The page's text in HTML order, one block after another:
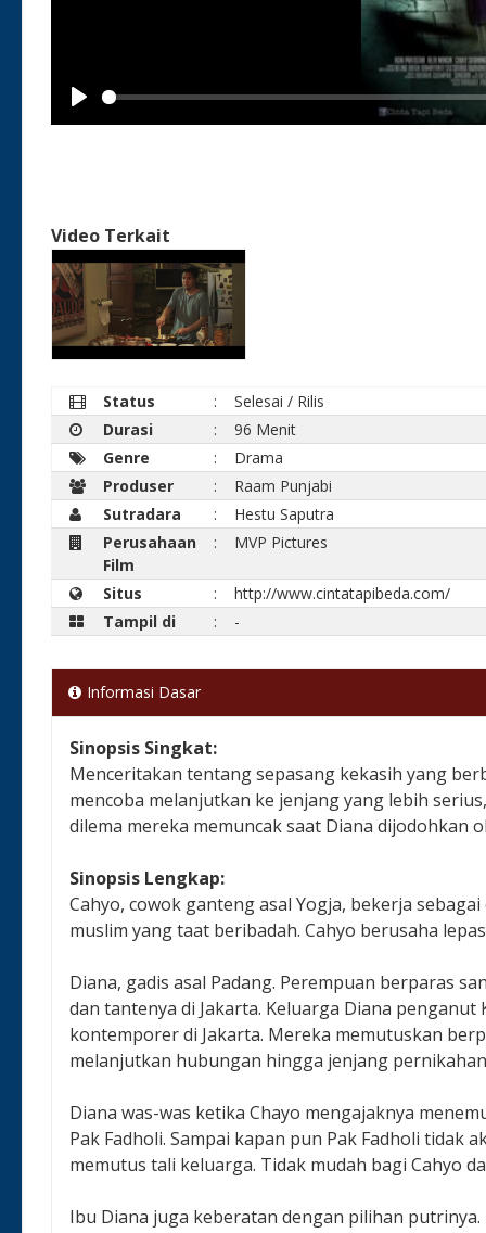
Play
Video Terkait
Status :
Selesai / Rilis
Durasi
:
96 Menit
Genre
:
Drama
Produser
:
Raam Punjabi
Sutradara
:
Hestu Saputra
Perusahaan
Film
: MVP Pictures
Situs :
http://www.cintatapibeda.com/
Tampil di
: -
Informasi Dasar
Sinopsis Singkat:
Menceritakan tentang sepasang kekasih yang
mencoba melanjutkan ke jenjang yang lebih
dilema mereka memuncak saat Diana dijodohkan
Sinopsis Lengkap:
Cahyo, cowok ganteng asal Yogja, bekerja
muslim yang taat beribadah. Cahyo berusaha
Diana, gadis asal Padang. Perempuan berparas
dan tantenya di Jakarta. Keluarga Diana
kontemporer di Jakarta. Mereka memutuskan
melanjutkan hubungan hingga jenjang
Diana was-was ketika Chayo mengajaknya
Pak Fadholi. Sampai kapan pun Pak Fadholi tidak
memutus tali keluarga. Tidak mudah bagi Cahyo
Ibu Diana juga keberatan dengan pilihan